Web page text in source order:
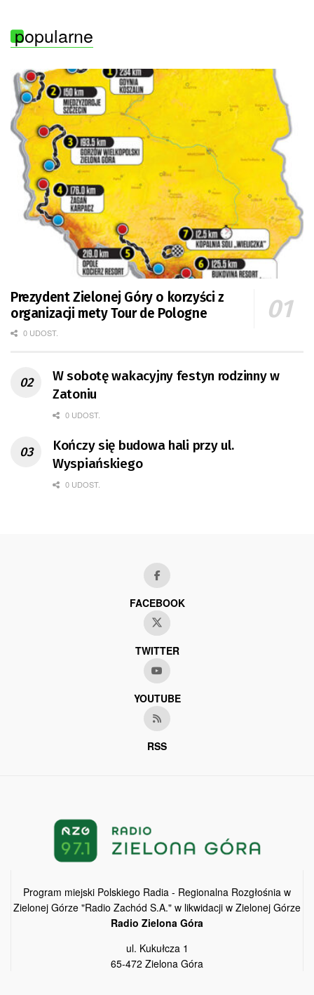
„Solidarność” Zielona Góra
popularne
Prezydent Zielonej Góry o korzyści z
organizacji mety Tour de Pologne
0 UDOST.
W sobotę wakacyjny festyn rodzinny w
Zatoniu
0 UDOST.
Kończy się budowa hali przy ul.
Wyspiańskiego
0 UDOST.
FACEBOOK
TWITTER
YOUTUBE
RSS
Program miejski Polskiego Radia - Regionalna Rozgłośnia w
Zielonej Górze "Radio Zachód S.A." w likwidacji w Zielonej Górze
Radio Zielona Góra
ul. Kukułcza 1
65-472 Zielona Góra